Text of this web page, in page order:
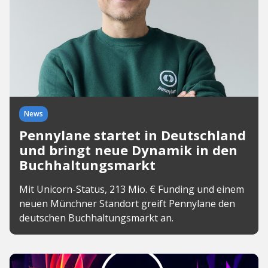
News
Pennylane startet in Deutschland
und bringt neue Dynamik in den
Buchhaltungsmarkt
Mit Unicorn-Status, 213 Mio. € Funding und einem
neuen Münchner Standort greift Pennylane den
deutschen Buchhaltungsmarkt an.